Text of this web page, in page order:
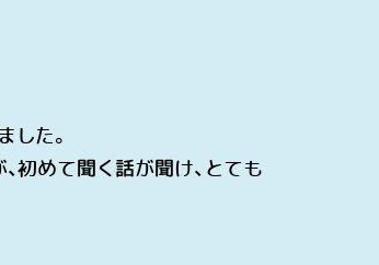
た。
初めて聞く話が聞け、とても